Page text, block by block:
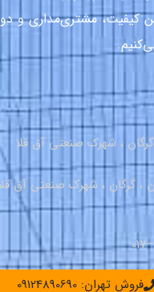
کیفیت، مشتری‌مداری و
، شهرک صنعتی آق قلا
فروش تهران: 09124890690